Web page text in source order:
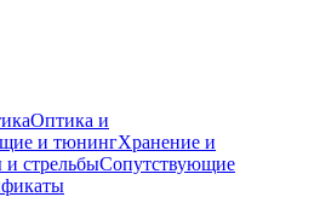
Оптика и
и тюнингХранение и
и стрельбыСопутствующие